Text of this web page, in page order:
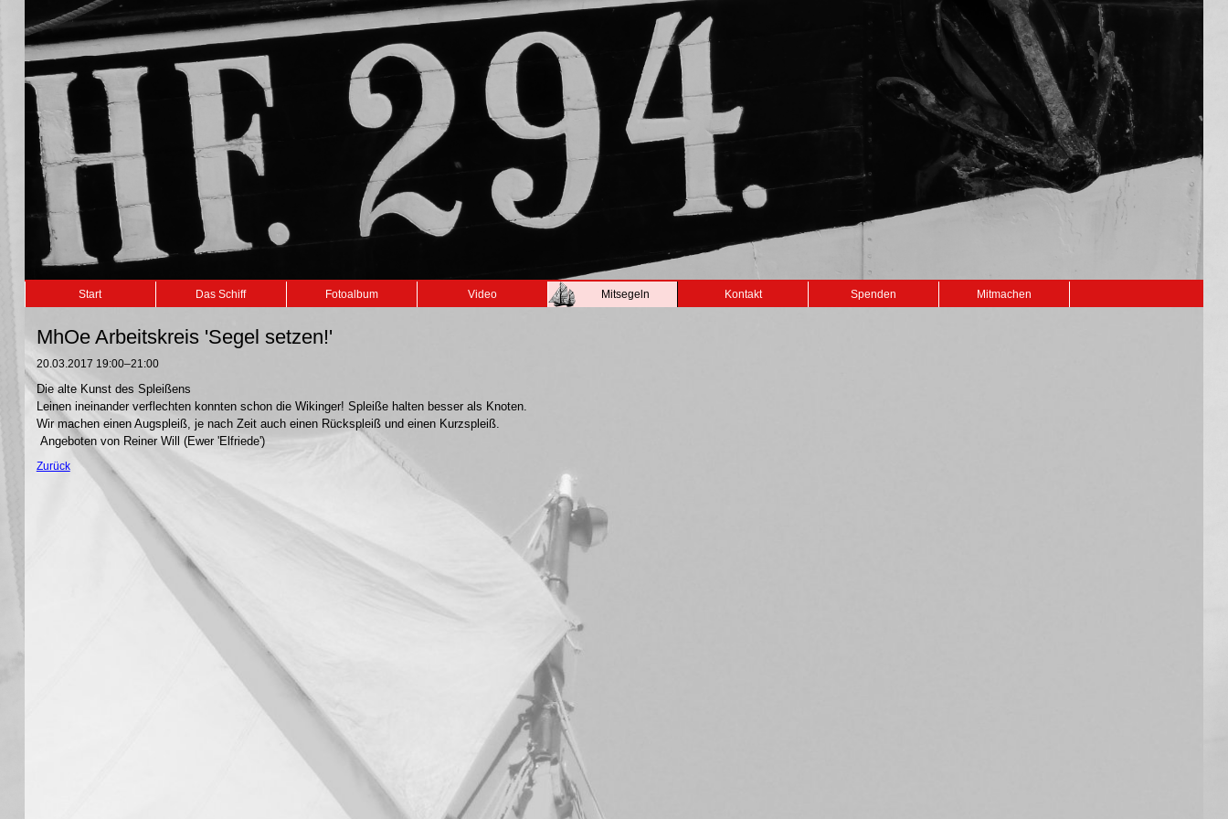
Navigation
überspringen
Start Das Schiff Fotoalbum Video Mitsegeln Kontakt Spenden Mitmachen
MhOe Arbeitskreis 'Segel setzen!'
20.03.2017 19:00–21:00
Die alte Kunst des Spleißens
Leinen ineinander verflechten konnten schon die Wikinger! Spleiße halten besser als Knoten.
Wir machen einen Augspleiß, je nach Zeit auch einen Rückspleiß und einen Kurzspleiß.
Angeboten von Reiner Will (Ewer 'Elfriede')
Zurück